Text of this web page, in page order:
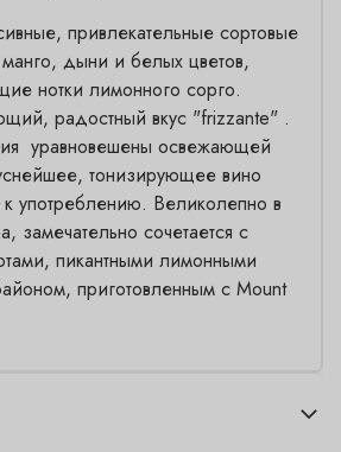
привлекательные сортовые
дыни и белых цветов,
нотки лимонного сорго.
радостный вкус "frizzante" .
уравновешены освежающей
тонизирующее вино
к употреблению. Великолепно в
замечательно сочетается с
пикантными лимонными
приготовленным с Mount